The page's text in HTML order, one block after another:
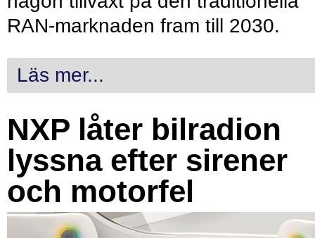
RAN-marknaden fram till 2030.
Läs mer...
NXP låter bilradion
lyssna efter sirener
och motorfel